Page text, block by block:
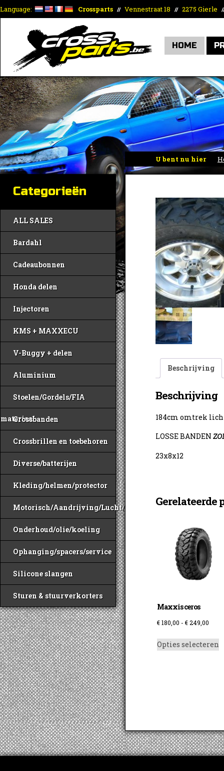
Language: Crossparts // Vennestraat 18 // 2275 Gierle
HOME
U bent nu hier
auto’s)
Categorieën
ALL SALES
Bardahl
Cadeaubonnen
Honda delen
Injectoren
KMS + MAXXECU
V-Buggy + delen
Aluminium
Stoelen/Gordels/FIA
materiaal
Crossbanden
Crossbrillen en toebehoren
Diverse/batterijen
Kleding/helmen/protector
Motorisch/Aandrijving/Lucht/Benzine
Onderhoud/olie/koeling
Ophanging/spacers/service
Silicone slangen
Sturen & stuurverkorters
Beschrijving
Beschrijving
184cm omtrek
LOSSE BANDEN
23x8x12
Gerelateerde
Maxxis ceros
€180,00 - €249,00
tot
Opties selecteren